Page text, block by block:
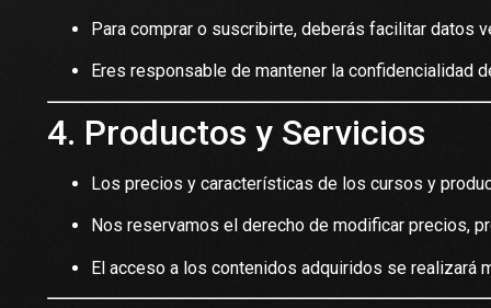
Para comprar o suscribirte, deberás facilitar datos
Eres responsable de mantener la confidencialidad
4. Productos y Servicios
Los precios y características de los cursos y
Nos reservamos el derecho de modificar precios,
El acceso a los contenidos adquiridos se realizará